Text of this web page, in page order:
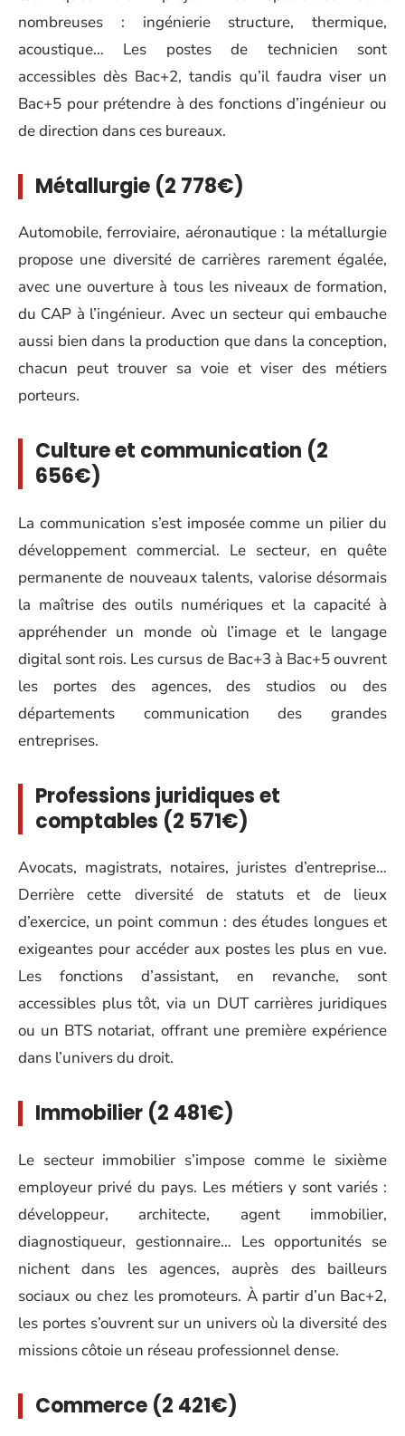
nombreuses : ingénierie structure, thermique,
acoustique… Les postes de technicien sont
accessibles dès Bac+2, tandis qu’il faudra viser un
Bac+5 pour prétendre à des fonctions d’ingénieur ou
de direction dans ces bureaux.
Métallurgie (2 778€)
Automobile, ferroviaire, aéronautique : la métallurgie
propose une diversité de carrières rarement égalée,
avec une ouverture à tous les niveaux de formation,
du CAP à l’ingénieur. Avec un secteur qui embauche
aussi bien dans la production que dans la conception,
chacun peut trouver sa voie et viser des métiers
porteurs.
Culture et communication (2
656€)
La communication s’est imposée comme un pilier du
développement commercial. Le secteur, en quête
permanente de nouveaux talents, valorise désormais
la maîtrise des outils numériques et la capacité à
appréhender un monde où l’image et le langage
digital sont rois. Les cursus de Bac+3 à Bac+5 ouvrent
les portes des agences, des studios ou des
départements communication des grandes
entreprises.
Professions juridiques et
comptables (2 571€)
Avocats, magistrats, notaires, juristes d’entreprise…
Derrière cette diversité de statuts et de lieux
d’exercice, un point commun : des études longues et
exigeantes pour accéder aux postes les plus en vue.
Les fonctions d’assistant, en revanche, sont
accessibles plus tôt, via un DUT carrières juridiques
ou un BTS notariat, offrant une première expérience
dans l’univers du droit.
Immobilier (2 481€)
Le secteur immobilier s’impose comme le sixième
employeur privé du pays. Les métiers y sont variés :
développeur, architecte, agent immobilier,
diagnostiqueur, gestionnaire… Les opportunités se
nichent dans les agences, auprès des bailleurs
sociaux ou chez les promoteurs. À partir d’un Bac+2,
les portes s’ouvrent sur un univers où la diversité des
missions côtoie un réseau professionnel dense.
Commerce (2 421€)